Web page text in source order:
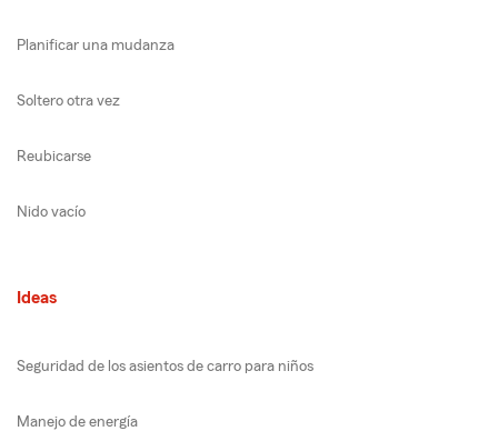
Planificar una mudanza
Soltero otra vez
Reubicarse
Nido vacío
Ideas
Seguridad de los asientos de carro para niños
Manejo de energía